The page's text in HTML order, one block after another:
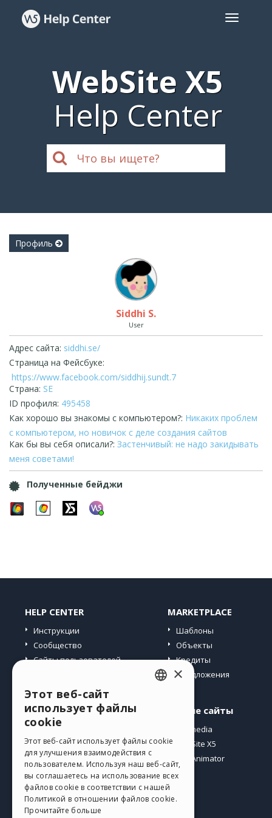
WebSite X5
Help Center
Профиль
Siddhi S.
User
Адрес сайта: siddhi.se/
Страница на Фейсбуке:
https://www.facebook.com/siddhij.sundt.7
Страна: SE
ID профиля: 495458
Как хорошо вы знакомы с компьютером?: Никаких проблем
с компьютером, но новичок с деле создания сайтов
Как бы вы себя описали?: Застенчивый: не надо закидывать
меня советами!
Полученные бейджи
HELP CENTER
Инструкции
Сообщество
Сайты пользователей
MARKETPLACE
Шаблоны
Объекты
Кредиты
Предложения
Профиль
Мои посты
Мои лицензии
Загрузить
Веб-хостинг
Мои кредиты
Другие сайты
Incomedia
WebSite X5
WebAnimator
GERMAN
SPANISH
PORTUGUESE
POLISH
×
Этот веб-сайт
использует файлы
cookie
Этот веб-сайт использует файлы cookie
для улучшения взаимодействия с
пользователем. Используя наш веб-сайт,
вы соглашаетесь на использование всех
файлов cookie в соответствии с нашей
Политикой в ​​отношении файлов cookie.
Прочитайте больше